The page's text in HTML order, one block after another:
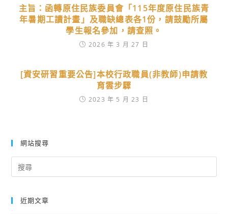
主旨：函轉原住民族委員會「115年度原住民族青
年暑期工讀計畫」及職缺總表各1份，請鼓勵所屬
學生報名參加，請查照。
2026 年 3 月 27 日
[資安研習重要公告]本校行政職員(非教師)申請教
育雲步驟
2023 年 5 月 23 日
網站搜尋
for:
近期文章